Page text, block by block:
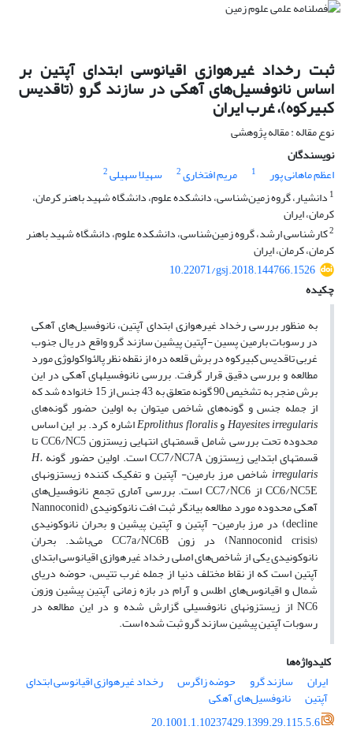
ثبت رخداد غیر‌هوازی اقیانوسی ابتدای آپتین بر
اساس نانوفسیل‌های آهکی در سازند گرو (تاقدیس
کبیرکوه)، غرب ایران
نوع مقاله : مقاله پژوهشی
نویسندگان
اعظم ماهانی پور
1 مریم افتخاری2 سهیلا سهیلی2
1 دانشیار، گروه زمین‌شناسی، دانشکده علوم، دانشگاه شهید باهنر کرمان،
کرمان، ایران
2کارشناسی ارشد، گروه زمین‌شناسی، دانشکده علوم، دانشگاه شهید باهنر
کرمان، کرمان، ایران
10.22071/gsj.2018.144766.1526
چکیده
به منظور بررسی رخداد غیر‌هوازی ابتدای آپتین، نانوفسیل‌‌های آهکی
در رسوبات بارمین پسین -آپتین پیشین سازند گرو واقع در یال جنوب
غربی تاقدیس کبیرکوه در برش قلعه دره از نقطه نظر پالئواکولوژی مورد
مطالعه و بررسی دقیق قرار گرفت. بررسی نانوفسیل­های آهکی در این
برش منجر به تشخیص 90 گونه متعلق به 43 جنس از 15 خانواده شد که
از جمله جنس و گونه‌های شاخص می­توان به اولین حضور گونه‌های
Hayesitesirregularis و Eprolithusfloralis اشاره کرد. بر این اساس
محدوده تحت بررسی شامل قسمت­های انتهایی زیست­زون CC6/NC5 تا
قسمتهای ابتدایی زیست­زون CC7/NC7A است. اولین حضور گونه H.
irregularis شاخص مرز بارمین- آپتین و تفکیک کننده زیست­زون­های
CC6/NC5E از CC7/NC6 است. بررسی آماری تجمع نانوفسیل‌های
آهکی محدوده مورد مطالعه بیانگر ثبت افت نانوکونیدی (Nannoconid
decline) در مرز بارمین- آپتین و آپتین پیشین و بحران نانوکونیدی
(Nannoconid crisis) در زون CC7a/NC6B می‌باشد. بحران
نانوکونیدی یکی از شاخص‌های اصلی رخداد غیر‌هوازی اقیانوسی ابتدای
آپتین است که از نقاط مختلف دنیا از جمله غرب تتیس، حوضه دریای
شمال و اقیانوس‌های اطلس و آرام در بازه زمانی آپتین پیشین وزون
NC6 از زیست­زون­های نانوفسیلی گزارش شده و در این مطالعه در
رسوبات آپتین پیشین سازند گرو ثبت شده است.
کلیدواژه‌ها
ایران
سازند گرو حوضه زاگرس رخداد غیرهوازی اقیانوسی ابتدای
آپتین
نانوفسیل‌های آهکی
20.1001.1.10237429.1399.29.115.5.6